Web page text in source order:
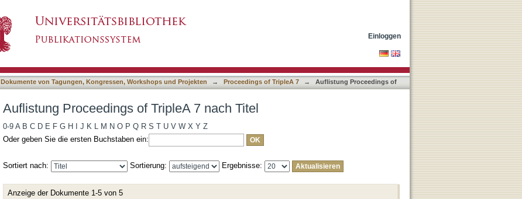
Einloggen
Dokumente von Tagungen, Kongressen, Workshops und Projekten → Proceedings of TripleA 7 →
Auflistung Proceedings of
Auflistung Proceedings of TripleA 7 nach Titel
0-9 A B C D E F G H J K L M N O P Q R S T U V W X Y Z
Oder geben Sie die ersten Buchstaben ein:
Sortiert nach: Sortierung: Ergebnisse:
Anzeige der Dokumente 1-5 von 5